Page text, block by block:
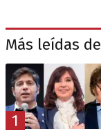
Más leídas
1